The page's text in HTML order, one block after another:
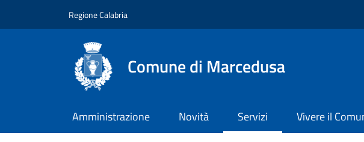
Regione Calabria
Comune di Marcedusa
Amministrazione Novità Servizi Vivere il